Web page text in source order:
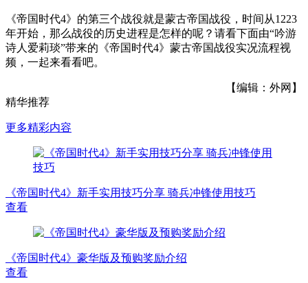
《帝国时代4》的第三个战役就是蒙古帝国战役，时间从1223
年开始，那么战役的历史进程是怎样的呢？请看下面由“吟游
诗人爱莉琰”带来的《帝国时代4》蒙古帝国战役实况流程视
频，一起来看看吧。
【编辑：外网】
精华推荐
更多精彩内容
《帝国时代4》新手实用技巧分享 骑兵冲锋使用技巧
查看
《帝国时代4》豪华版及预购奖励介绍
查看